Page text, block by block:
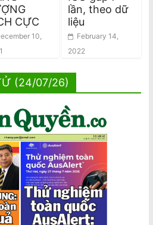
CỰC
10,
lần, theo dữ
liệu
February 14,
2022
(24/07/26)